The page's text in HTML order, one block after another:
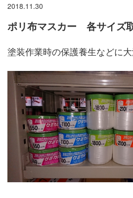
2018.11.30
ポリ布マスカー 各サイズ
塗装作業時の保護養生などに大